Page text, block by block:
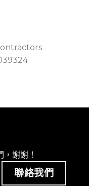
，謝謝！
聯絡我們